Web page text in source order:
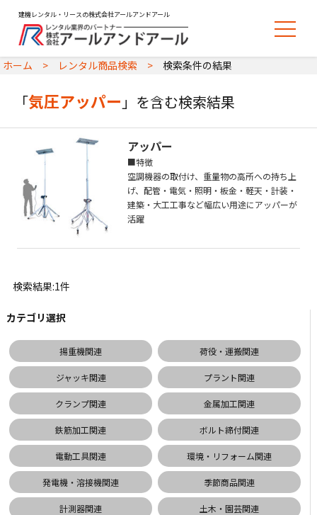
建機レンタル・リースの株式会社アールアンドアール
ホーム レンタル商品検索 検索条件の結果
「気圧アッパー 」を含む検索結果
カテゴリ選択
揚重機関連 荷役・運搬関連
ジャッキ関連 プラント関連
クランプ関連 金属加工関連
鉄筋加工関連 ボルト締付関連
電動工具関連 環境・リフォーム関連
発電機・溶接機関連 季節商品関連
計測器関連 土木・園芸関連
アッパー
■特徴
空調機器の取付け、重量物の高所への持ち上
げ、配管・電気・照明・板金・軽天・計装・
建築・大工工事など幅広い用途にアッパーが
活躍
検索結果:1件